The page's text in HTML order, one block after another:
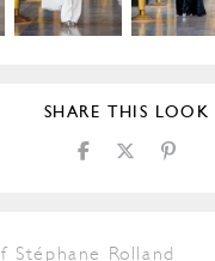
SHARE THIS LOOK
Stéphane Rolland